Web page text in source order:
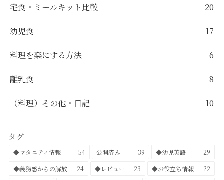
宅食・ミールキット比較 20
幼児食 17
料理を楽にする方法 6
離乳食 8
（料理）その他・日記 10
タグ
◆マタニティ情報 54 公開済み 39 ◆幼児英語
29
◆義務感からの解放
24 ◆レビュー 23 ◆お役立ち情報
22